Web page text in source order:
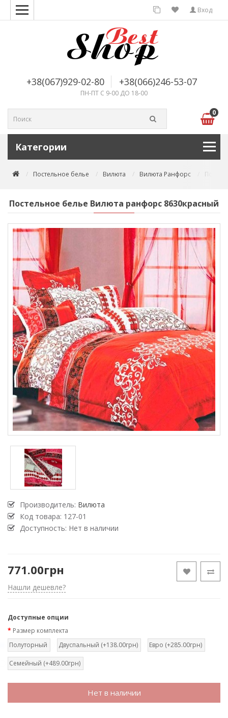
Вход
+38(067)929-02-80 +38(066)246-53-07
ПН-ПТ С 9-00 ДО 18-00
0
Категории
Постельное белье Вилюта Вилюта Ранфорс
Постельное белье Вилюта ранфорс 8630красный
Производитель: Вилюта
Код товара: 127-01
Доступность: Нет в наличии
771.00грн
Нашли дешевле?
Доступные опции
Размер комплекта
Полуторный
Двуспальный (+138.00грн) Евро (+285.00грн)
Семейный (+489.00грн)
Нет в наличии